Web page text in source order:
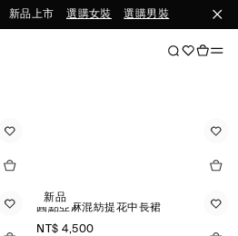
新品上市 選購女裝 選購男裝
新品
圓點亞麻混紡提花中長裙
NT$ 4,500